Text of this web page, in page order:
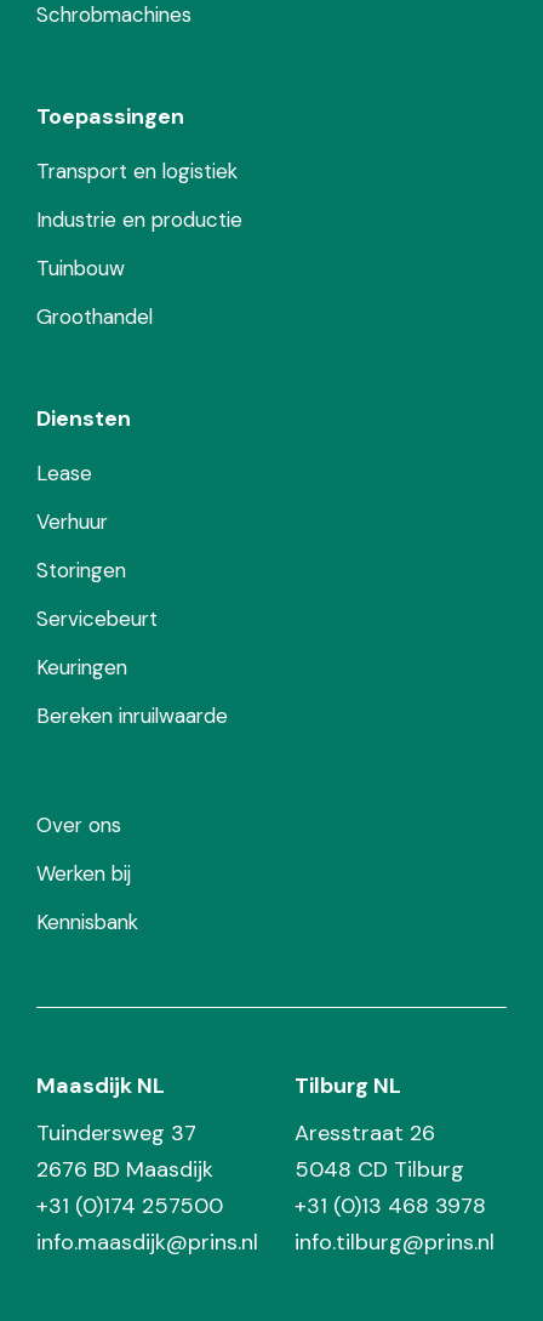
Schrobmachines
Toepassingen
Transport en logistiek
Industrie en productie
Tuinbouw
Groothandel
Diensten
Lease
Verhuur
Storingen
Servicebeurt
Keuringen
Bereken inruilwaarde
Over ons
Werken bij
Kennisbank
Maasdijk NL
Tuindersweg 37
2676 BD Maasdijk
+31 (0)174 257500
info.maasdijk@prins.nl
Tilburg NL
Aresstraat 26
5048 CD Tilburg
+31 (0)13 468 3978
info.tilburg@prins.nl